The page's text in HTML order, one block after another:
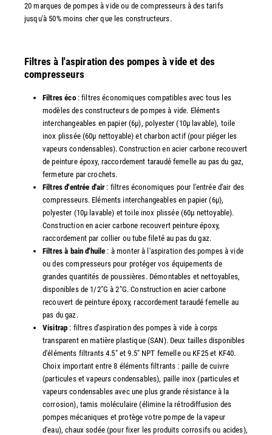
20 marques de pompes à vide ou de compresseurs à des tarifs
jusqu'à 50% moins cher que les constructeurs.
Filtres à l'aspiration des pompes à vide et des
compresseurs
Filtres éco: filtres économiques compatibles avec tous les
modèles des constructeurs de pompes à vide. Eléments
interchangeables en papier (6µ), polyester (10µ lavable), toile
inox plissée (60µ nettoyable) et charbon actif (pour piéger les
vapeurs condensables). Construction en acier carbone recouvert
de peinture époxy, raccordement taraudé femelle au pas du gaz,
fermeture par crochets.
Filtres d'entrée d'air : filtres économiques pour l'entrée d'air des
compresseurs. Eléments interchangeables en papier (6µ),
polyester (10µ lavable) et toile inox plissée (60µ nettoyable).
Construction en acier carbone recouvert peinture époxy,
raccordement par collier ou tube fileté au pas du gaz.
Filtres à bain d'huile : à monter à l'aspiration des pompes à vide
ou des compresseurs pour protéger vos équipements de
grandes quantités de poussières. Démontables et nettoyables,
disponibles de 1/2"G à 2"G. Construction en acier carbone
recouvert de peinture époxy, raccordement taraudé femelle au
pas du gaz.
Visitrap : filtres d'aspiration des pompes à vide à corps
transparent en matière plastique (SAN). Deux tailles disponibles
d'éléments filtrants 4.5" et 9.5" NPT femelle ou KF25 et KF40.
Choix important entre 8 éléments filtrants : paille de cuivre
(particules et vapeurs condensables), paille inox (particules et
vapeurs condensables avec une plus grande résistance à la
corrosion), tamis moléculaire (élimine la rétrodiffusion des
pompes mécaniques et protège votre pompe de la vapeur
d'eau), chaux sodée (pour fixer les produits corrosifs ou acides),